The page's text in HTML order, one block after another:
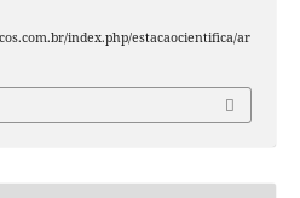
index.php/estacaocientifica/ar